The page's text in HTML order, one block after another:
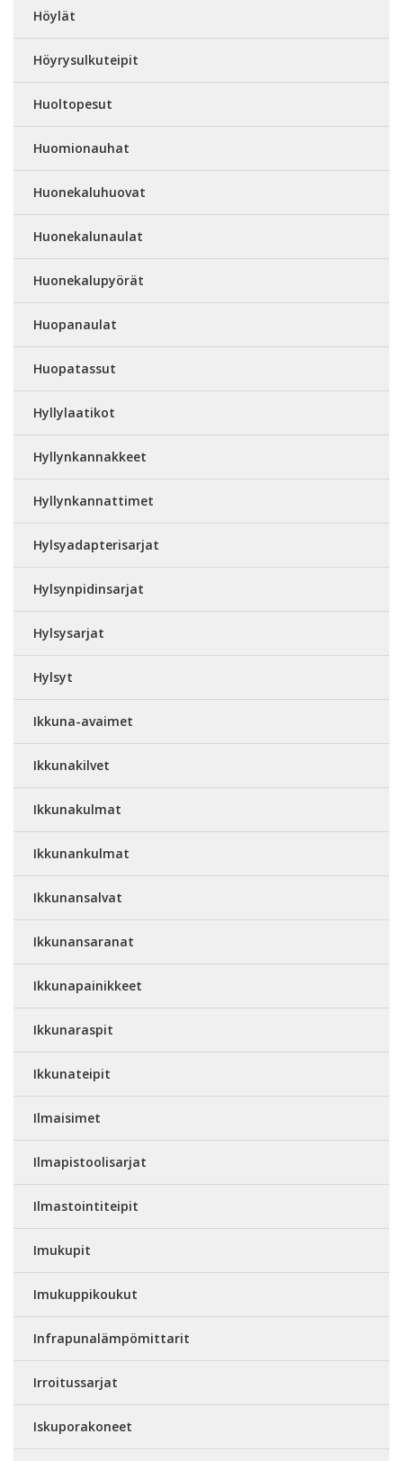
Höylät
Höyrysulkuteipit
Huoltopesut
Huomionauhat
Huonekaluhuovat
Huonekalunaulat
Huonekalupyörät
Huopanaulat
Huopatassut
Hyllylaatikot
Hyllynkannakkeet
Hyllynkannattimet
Hylsyadapterisarjat
Hylsynpidinsarjat
Hylsysarjat
Hylsyt
Ikkuna-avaimet
Ikkunakilvet
Ikkunakulmat
Ikkunankulmat
Ikkunansalvat
Ikkunansaranat
Ikkunapainikkeet
Ikkunaraspit
Ikkunateipit
Ilmaisimet
Ilmapistoolisarjat
Ilmastointiteipit
Imukupit
Imukuppikoukut
Infrapunalämpömittarit
Irroitussarjat
Iskuporakoneet